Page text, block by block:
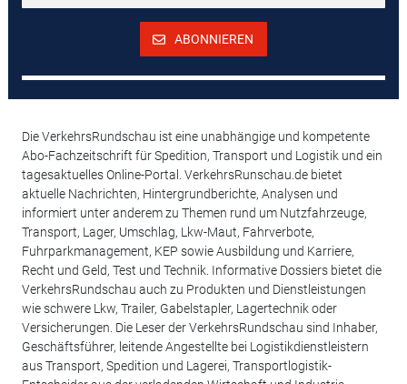
ABONNIEREN
Die VerkehrsRundschau ist eine unabhängige und kompetente
Abo-Fachzeitschrift für Spedition, Transport und Logistik und ein
tagesaktuelles Online-Portal. VerkehrsRunschau.de bietet
aktuelle Nachrichten, Hintergrundberichte, Analysen und
informiert unter anderem zu Themen rund um Nutzfahrzeuge,
Transport, Lager, Umschlag, Lkw-Maut, Fahrverbote,
Fuhrparkmanagement, KEP sowie Ausbildung und Karriere,
Recht und Geld, Test und Technik. Informative Dossiers bietet die
VerkehrsRundschau auch zu Produkten und Dienstleistungen
wie schwere Lkw, Trailer, Gabelstapler, Lagertechnik oder
Versicherungen. Die Leser der VerkehrsRundschau sind Inhaber,
Geschäftsführer, leitende Angestellte bei Logistikdienstleistern
aus Transport, Spedition und Lagerei, Transportlogistik-